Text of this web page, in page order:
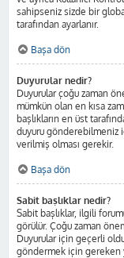
sahipseniz sizde bir
tarafından ayarlanır.
Başa dön
Duyurular nedir?
Duyurular çoğu zaman
mümkün olan en kısa
başlıkların en üst
duyuru gönderebilmeniz
verilmiş olması gerekir.
Başa dön
Sabit başlıklar nedir?
Sabit başlıklar, ilgili
görülür. Çoğu zaman
Duyurular için geçerli
göndermek için